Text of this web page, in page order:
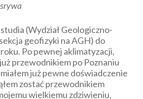
(Wydział Geologiczno-
geofizyki na AGH) do
Po pewnej aklimatyzacji,
przewodnikiem po Poznaniu
już pewne doświadczenie
zostać przewodnikiem
wielkiemu zdziwieniu,